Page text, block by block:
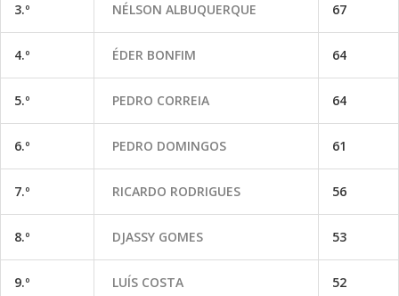
3.º NÉLSON ALBUQUERQUE 67
4.º ÉDER BONFIM 64
5.º PEDRO CORREIA 64
6.º PEDRO DOMINGOS 61
7.º RICARDO RODRIGUES 56
8.º DJASSY GOMES 53
9.º LUÍS COSTA 52